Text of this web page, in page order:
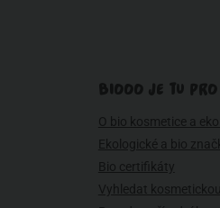
BIOOO JE TU PRO
O bio kosmetice a
Ekologické a bio
Bio certifikáty
Vyhledat